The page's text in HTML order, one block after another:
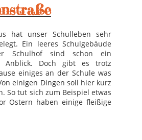
hat unser Schulleben sehr
Ein leeres Schulgebäude
Schulhof sind schon ein
Anblick. Doch gibt es trotz
einiges an der Schule was
einigen Dingen soll hier kurz
So tut sich zum Beispiel etwas
Ostern haben einige fleißige